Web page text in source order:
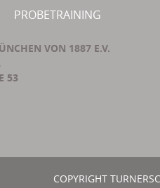
PROBETRAINING
VON 1887 E.V.
COPYRIGHT